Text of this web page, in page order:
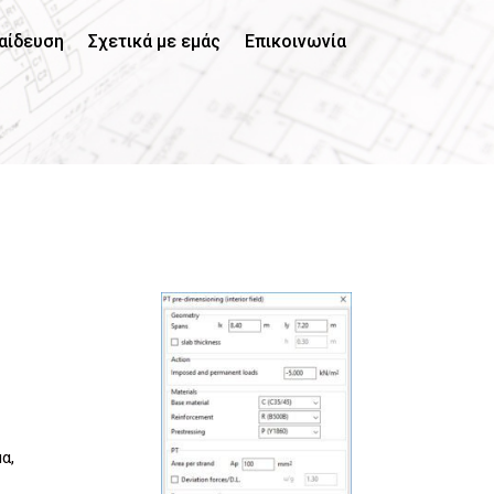
Σχετικά με εμάς Επικοινωνία